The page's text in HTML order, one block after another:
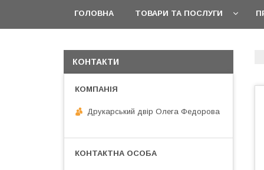
ГОЛОВНА ТОВАРИ ТА ПОСЛУГИ
КОНТАКТИ
Друкарський двір Олега Федорова